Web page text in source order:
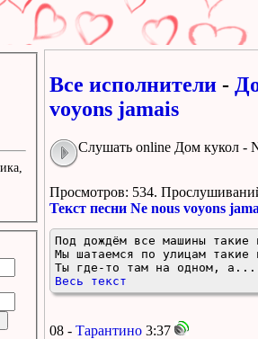
Все исполнители -
voyons jamais
Слушать online Дом кукол -
Просмотров: 534.
Текст песни Ne nous voyons
Под дождём все машины такие
Мы шатаемся по улицам такие
Ты где-то там на одном, а...
Весь текст
08 - Тарантино 3:37